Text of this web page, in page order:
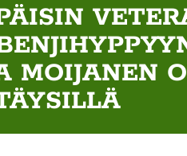
MOIJANEN